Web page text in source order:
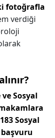
fotoğrafla
verdiği
Sosyal
Sosyal